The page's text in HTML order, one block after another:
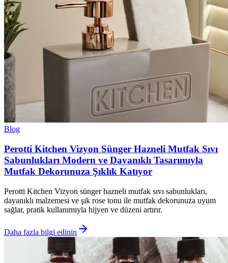
Blog
Perotti Kitchen Vizyon Sünger Hazneli Mutfak Sıvı
Sabunlukları Modern ve Dayanıklı Tasarımıyla
Mutfak Dekorunuza Şıklık Katıyor
Perotti Kitchen Vizyon sünger hazneli mutfak sıvı sabunlukları,
dayanıklı malzemesi ve şık rose tonu ile mutfak dekorunuza uyum
sağlar, pratik kullanımıyla hijyen ve düzeni artırır.
Daha fazla bilgi edinin